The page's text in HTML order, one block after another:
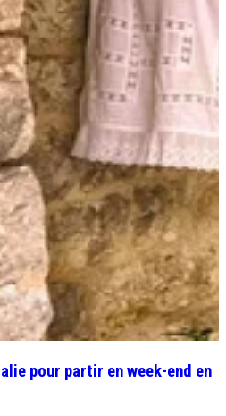
pour partir en week-end en